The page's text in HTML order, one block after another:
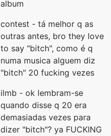
album
contest - tá melhor q as
outras antes, bro they love
to say "bitch", como é q
numa musica alguem diz
"bitch" 20 fucking vezes
ilmb - ok lembram-se
quando disse q 20 era
demasiadas vezes para
dizer "bitch"? ya FUCKING